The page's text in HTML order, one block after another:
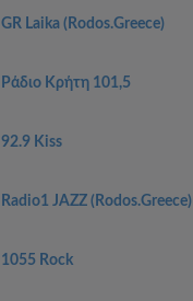
GR Laika (Rodos.Greece)
Ράδιο Κρήτη 101,5
92.9 Kiss
Radio1 JAZZ (Rodos.Greece)
1055 Rock